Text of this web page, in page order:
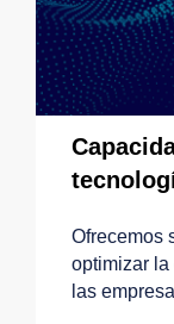
Ofrecemos
optimizar la
las